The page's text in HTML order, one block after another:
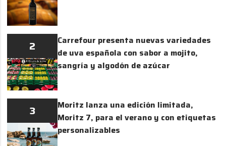
2
Carrefour presenta nuevas variedades
de uva española con sabor a mojito,
sangría y algodón de azúcar
3
Moritz lanza una edición limitada,
Moritz 7, para el verano y con etiquetas
personalizables